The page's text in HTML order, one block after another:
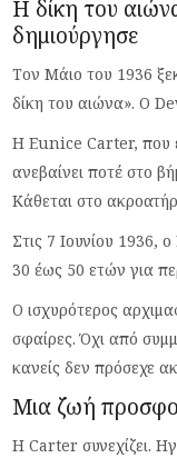
Η δίκη του
δημιούργησε
Τον Μάιο του 1936
δίκη του αιώνα». Ο
Η Eunice Carter, που
ανεβαίνει ποτέ στο
Κάθεται στο
Στις 7 Ιουνίου 1936,
30 έως 50 ετών για
Ο ισχυρότερος
σφαίρες. Όχι από
κανείς δεν πρόσεχε
Μια ζωή
Η Carter συνεχίζει.